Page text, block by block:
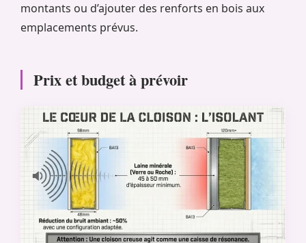
montants ou d’ajouter des renforts en bois aux
emplacements prévus.
Prix et budget à prévoir